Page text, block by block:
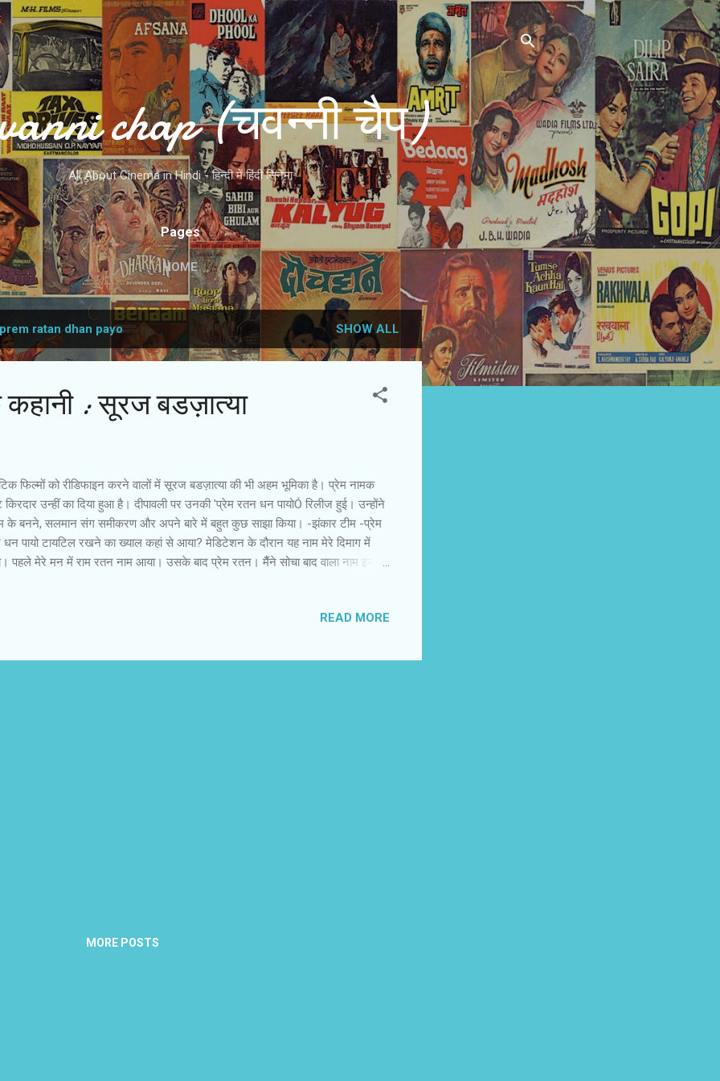
Skip to main content
chap (चवन्नी चैप)
All About Cinema in Hindi - हिन्दी में हिंदी सिनेमा
Pages
HOME
prem ratan dhan payo SHOW ALL
: सूरज बडज़ात्या
फिल्मों को रीडिफाइन करने वालों में सूरज बडज़ात्या की भी अहम भूमिका है। प्रेम नामक
उन्हीं का दिया हुआ है। दीपावली पर उनकी 'प्रेम रतन धन पायोÓ रिलीज हुई। उन्होंने
के बनने, सलमान संग समीकरण और अपने बारे में बहुत कुछ साझा किया। -झंकार टीम -प्रेम
पायो टायटिल रखने का ख्याल कहां से आया? मेडिटेशन के दौरान यह नाम मेरे दिमाग में
पहले मेरे मन में राम रतन नाम आया। उसके बाद प्रेम रतन। मैैंने सोचा बाद वाला नाम इस
को जब मैैंने नाम सुनाया तो वे चुप हो गए। दो मिनट के लिए एकदम शांत। फिर उन्होंने कहा
भी हमने सारे भाव स्पष्ट किए है। इरशाद कामिल ने उसे खूब निभाया है। फिल्म के गीत उन्होंने
READ MORE
MORE POSTS